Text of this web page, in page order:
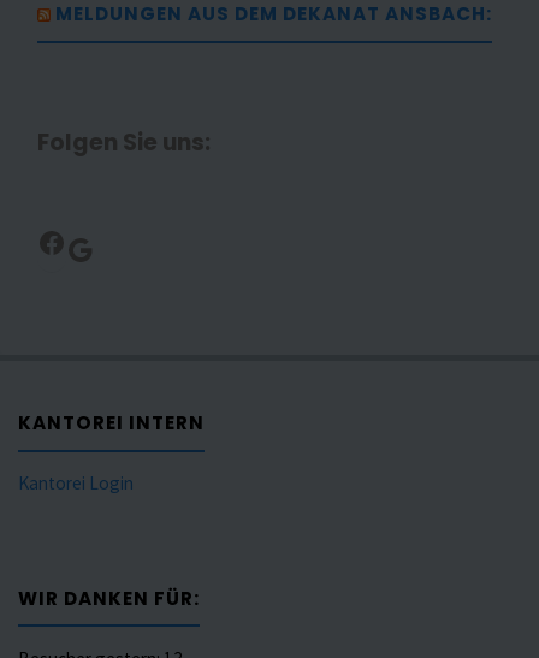
MELDUNGEN AUS DEM DEKANAT ANSBACH:
Folgen Sie uns:
Facebook
Google
KANTOREI INTERN
Kantorei Login
WIR DANKEN FÜR: